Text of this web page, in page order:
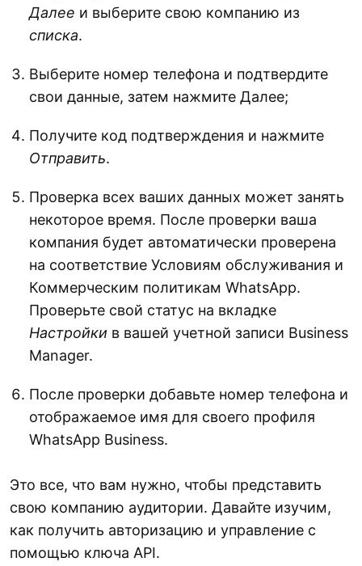
Далее и выберите свою компанию из
списка.
Выберите номер телефона и подтвердите
свои данные, затем нажмите Далее;
Получите код подтверждения и нажмите
Отправить.
Проверка всех ваших данных может занять
некоторое время. После проверки ваша
компания будет автоматически проверена
на соответствие Условиям обслуживания и
Коммерческим политикам WhatsApp.
Проверьте свой статус на вкладке
Настройки в вашей учетной записи Business
Manager.
После проверки добавьте номер телефона и
отображаемое имя для своего профиля
WhatsApp Business.
Это все, что вам нужно, чтобы представить
свою компанию аудитории. Давайте изучим,
как получить авторизацию и управление с
помощью ключа API.